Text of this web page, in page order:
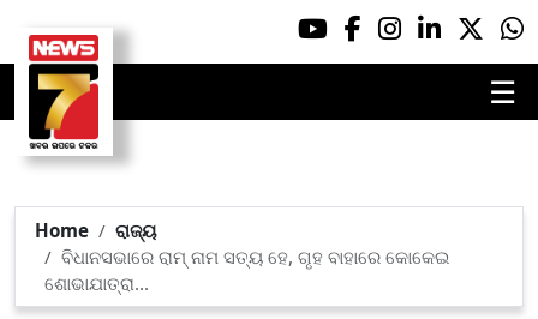
☰
Home
ରାଜ୍ୟ
ବିଧାନସଭାରେ ରାମ୍ ନାମ ସତ୍ୟ ହେ, ଗୃହ ବାହାରେ କୋକେଇ
ଶୋଭାଯାତ୍ରା...